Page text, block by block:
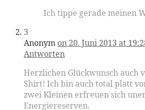
Ich tippe gerade meinen
3
Anonym on 20. Juni 2013 at
Antworten
Herzlichen Glückwunsch auch
Shirt! Ich bin auch total platt
zwei Kleinen erfreuen sich
Energiereserven.